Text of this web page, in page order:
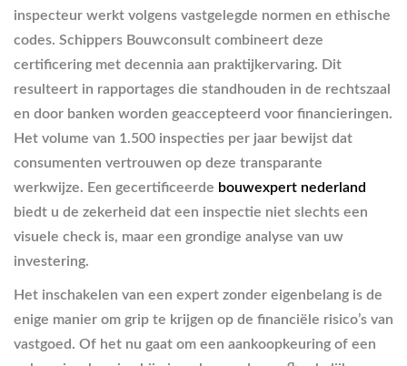
inspecteur werkt volgens vastgelegde normen en ethische
codes. Schippers Bouwconsult combineert deze
certificering met decennia aan praktijkervaring. Dit
resulteert in rapportages die standhouden in de rechtszaal
en door banken worden geaccepteerd voor financieringen.
Het volume van 1.500 inspecties per jaar bewijst dat
consumenten vertrouwen op deze transparante
werkwijze. Een gecertificeerde bouwexpert nederland
biedt u de zekerheid dat een inspectie niet slechts een
visuele check is, maar een grondige analyse van uw
investering.
Het inschakelen van een expert zonder eigenbelang is de
enige manier om grip te krijgen op de financiële risico’s van
vastgoed. Of het nu gaat om een aankoopkeuring of een